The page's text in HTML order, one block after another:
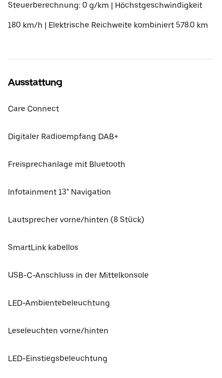
Steuerberechnung: 0 g/km | Höchstgeschwindigkeit
180 km/h | Elektrische Reichweite kombiniert 578.0 km
Ausstattung
Care Connect
Digitaler Radioempfang DAB+
Freisprechanlage mit Bluetooth
Infotainment 13" Navigation
Lautsprecher vorne/hinten (8 Stück)
SmartLink kabellos
USB-C-Anschluss in der Mittelkonsole
LED-Ambientebeleuchtung
Leseleuchten vorne/hinten
LED-Einstiegsbeleuchtung